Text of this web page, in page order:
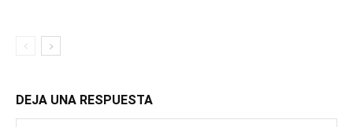
DEJA UNA RESPUESTA